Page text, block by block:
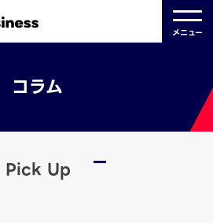
メニュー
コラム
Pick Up